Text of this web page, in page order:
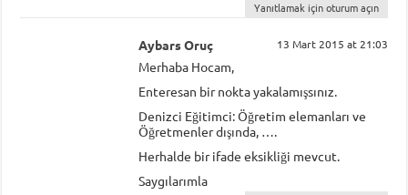
Yanıtlamak için oturum açın
Aybars Oruç 13 Mart 2015 at 21:03
Merhaba Hocam,
Enteresan bir nokta yakalamışsınız.
Denizci Eğitimci: Öğretim elemanları ve
Öğretmenler dışında, ….
Herhalde bir ifade eksikliği mevcut.
Saygılarımla